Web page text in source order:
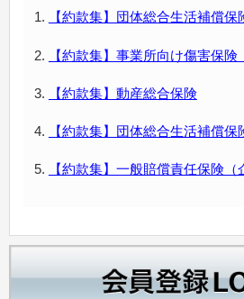
【約款集】団体総合生活補償保
【約款集】事業所向け傷害保険
【約款集】動産総合保険
【約款集】団体総合生活補償保
【約款集】一般賠償責任保険（